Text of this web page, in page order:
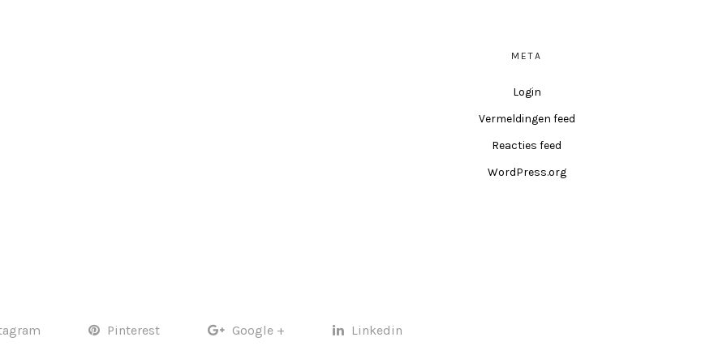
META
Login
Vermeldingen feed
Reacties feed
WordPress.org
Pinterest Google + Linkedin